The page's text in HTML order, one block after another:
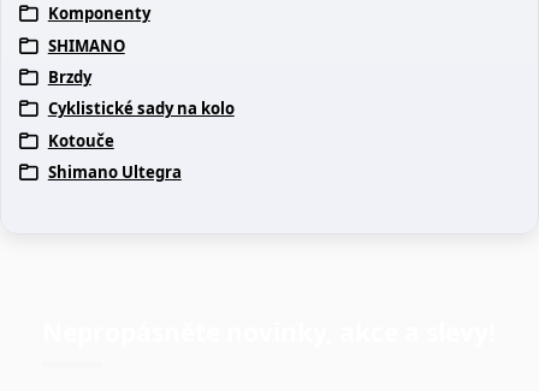
Komponenty
SHIMANO
Brzdy
Cyklistické sady na kolo
Kotouče
Shimano Ultegra